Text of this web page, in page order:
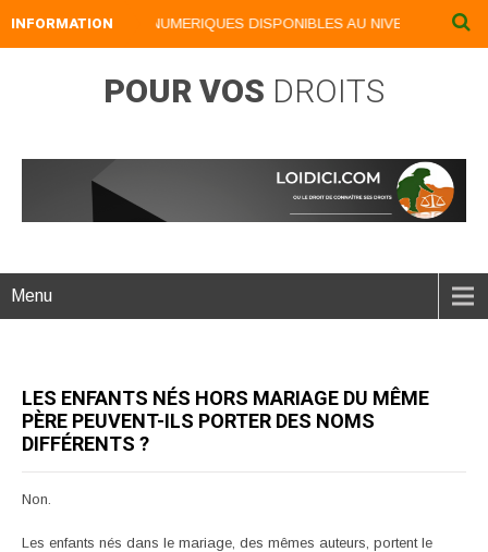
INFORMATION
NOS LIVRES NUMERIQUES DISPONIBLES AU NIVEAU DU
POUR VOS DROITS
Menu
LES ENFANTS NÉS HORS MARIAGE DU MÊME
PÈRE PEUVENT-ILS PORTER DES NOMS
DIFFÉRENTS ?
Non.
Les enfants nés dans le mariage, des mêmes auteurs, portent le